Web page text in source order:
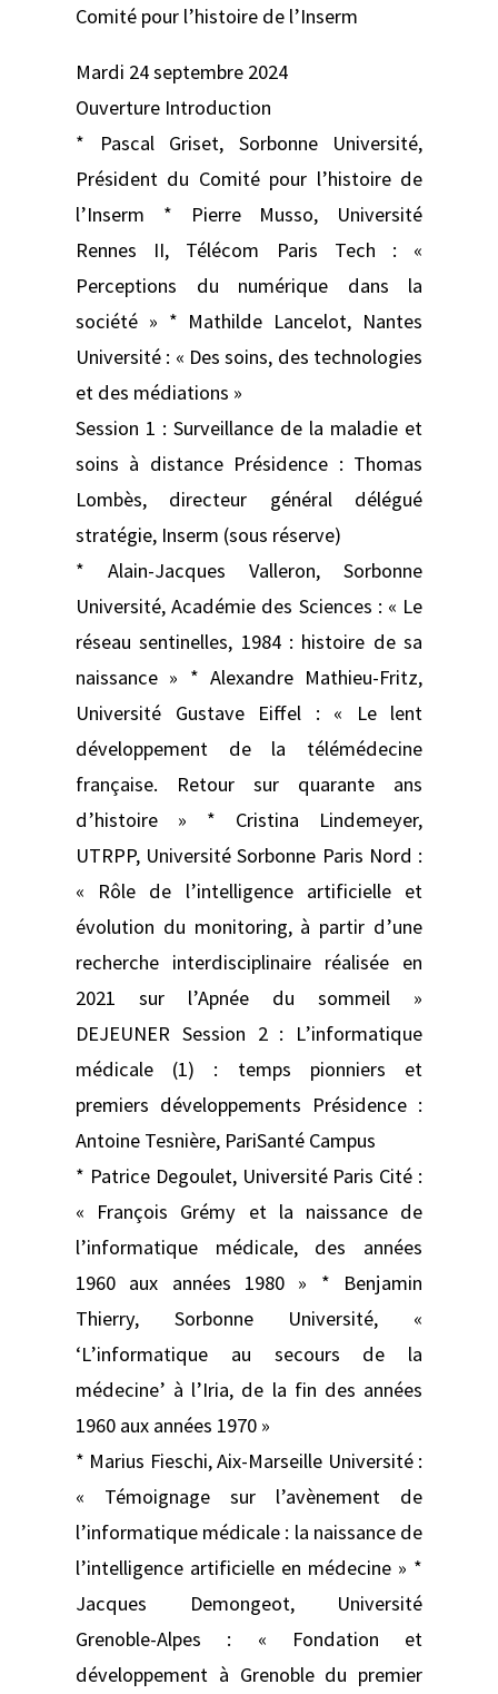
Comité pour l’histoire de l’Inserm
Mardi 24 septembre 2024
Ouverture Introduction
* Pascal Griset, Sorbonne Université,
Président du Comité pour l’histoire de
l’Inserm * Pierre Musso, Université
Rennes II, Télécom Paris Tech : «
Perceptions du numérique dans la
société » * Mathilde Lancelot, Nantes
Université : « Des soins, des technologies
et des médiations »
Session 1 : Surveillance de la maladie et
soins à distance Présidence : Thomas
Lombès, directeur général délégué
stratégie, Inserm (sous réserve)
* Alain-Jacques Valleron, Sorbonne
Université, Académie des Sciences : « Le
réseau sentinelles, 1984 : histoire de sa
naissance » * Alexandre Mathieu-Fritz,
Université Gustave Eiffel : « Le lent
développement de la télémédecine
française. Retour sur quarante ans
d’histoire » * Cristina Lindemeyer,
UTRPP, Université Sorbonne Paris Nord :
« Rôle de l’intelligence artificielle et
évolution du monitoring, à partir d’une
recherche interdisciplinaire réalisée en
2021 sur l’Apnée du sommeil »
DEJEUNER Session 2 : L’informatique
médicale (1) : temps pionniers et
premiers développements Présidence :
Antoine Tesnière, PariSanté Campus
* Patrice Degoulet, Université Paris Cité :
« François Grémy et la naissance de
l’informatique médicale, des années
1960 aux années 1980 » * Benjamin
Thierry, Sorbonne Université, «
‘L’informatique au secours de la
médecine’ à l’Iria, de la fin des années
1960 aux années 1970 »
* Marius Fieschi, Aix-Marseille Université :
« Témoignage sur l’avènement de
l’informatique médicale : la naissance de
l’intelligence artificielle en médecine » *
Jacques Demongeot, Université
Grenoble-Alpes : « Fondation et
développement à Grenoble du premier